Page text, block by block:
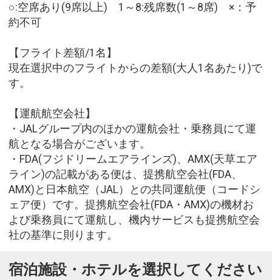
○:空席あり(9席以上) 1～8:残席数(1～8席) ×：予
約不可
【フライト差額/1名】
現在選択中のフライトからの差額(大人1名あたり)で
す。
【運航航空会社】
・JALグループ内のほかの運航会社・乗務員にて運
航となる場合がございます。
・FDA(フジドリームエアラインズ)、AMX(天草エア
ライン)の記載がある便は、提携航空会社(FDA、
AMX)と日本航空（JAL）との共同運航便（コードシ
ェア便）です。提携航空会社(FDA・AMX)の機材お
よび乗務員にて運航し、機内サービスも提携航空会
社の基準に則ります。
宿泊施設・ホテルを選択してください